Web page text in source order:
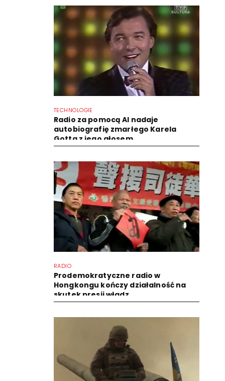
TECHNOLOGIE
Radio za pomocą AI nadaje
autobiografię zmarłego Karela
Gotta z jego głosem
RADIO
Prodemokratyczne radio w
Hongkongu kończy działalność na
skutek presji władz